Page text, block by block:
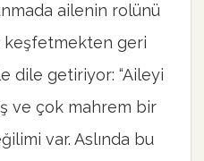
ailenin rolünü
keşfetmekten geri
dile getiriyor: “Aileyi
ve çok mahrem bir
var. Aslında bu